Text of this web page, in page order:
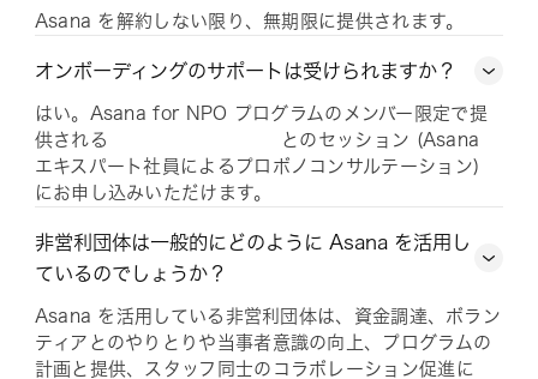
Asana を解約しない限り、無期限に提供されます。
オンボーディングのサポートは受けられますか？
はい。Asana for NPO プログラムのメンバー限定で提
供される
とのセッション (Asana
エキスパート社員によるプロボノコンサルテーション)
にお申し込みいただけます。
非営利団体は一般的にどのように Asana を活用し
ているのでしょうか？
Asana を活用している非営利団体は、資金調達、ボラン
ティアとのやりとりや当事者意識の向上、プログラムの
計画と提供、スタッフ同士のコラボレーション促進に